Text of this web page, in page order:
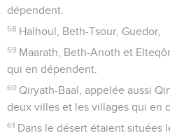
dépendent.
58 Halhoul, Beth-Tsour, Guedor,
59 Maarath, Beth-Anoth et
qui en dépendent.
60 Qiryath-Baal, appelée aussi
deux villes et les villages qui en
61 Dans le désert étaient situées